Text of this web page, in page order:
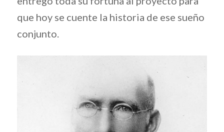
que hoy se cuente la historia de ese sueño
conjunto.